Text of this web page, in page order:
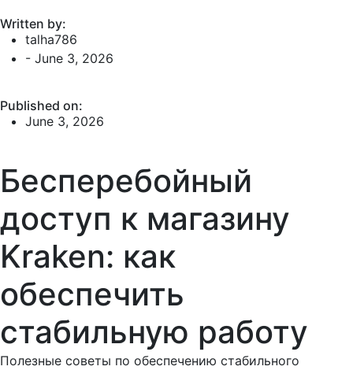
Written by:
talha786
- June 3, 2026
Published on:
June 3, 2026
Бесперебойный
доступ к магазину
Kraken: как
обеспечить
стабильную работу
Полезные советы по обеспечению стабильного